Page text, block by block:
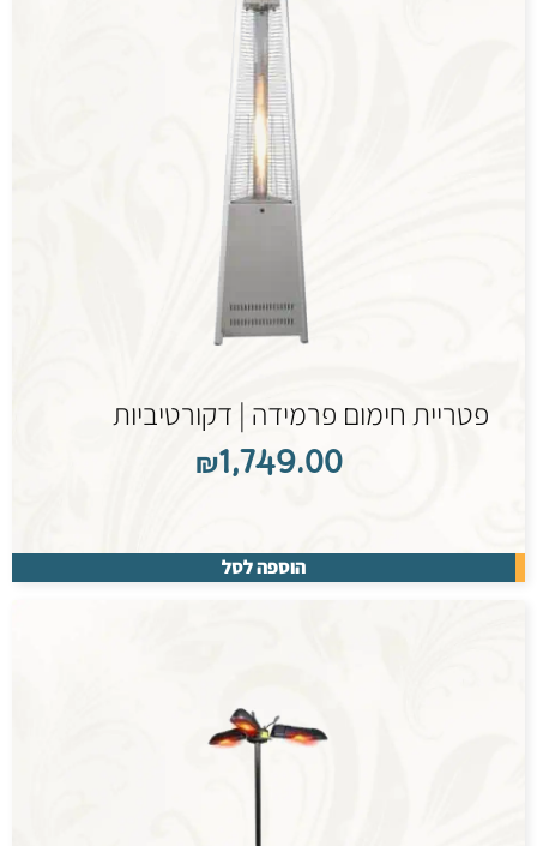
פטריית חימום פרמידה | דקורטיביות
₪1,749.00
הוספה לסל